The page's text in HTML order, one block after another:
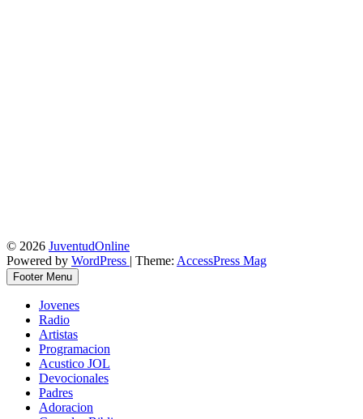
© 2026 JuventudOnline
Powered by WordPress | Theme: AccessPress Mag
Footer Menu
Jovenes
Radio
Artistas
Programacion
Acustico JOL
Devocionales
Padres
Adoracion